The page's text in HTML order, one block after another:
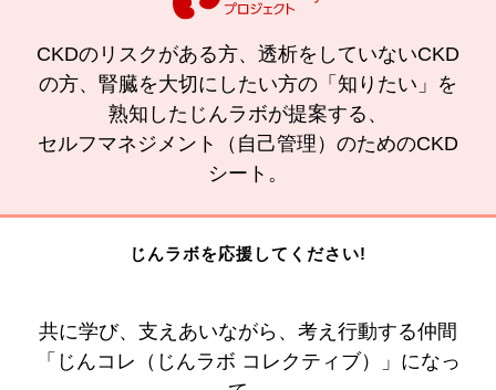
CKDのリスクがある方、透析をしていないCKD
の方、腎臓を大切にしたい方の「知りたい」を
熟知したじんラボが提案する、
セルフマネジメント（自己管理）のためのCKD
シート。
じんラボを応援してください!
共に学び、支えあいながら、考え行動する仲間
「じんコレ（じんラボ コレクティブ）」になっ